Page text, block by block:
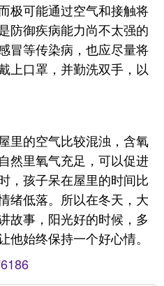
极可能通过空气和接触将
防御疾病能力尚不太强的
冒等传染病，也应尽量将
上口罩，并勤洗双手，以
里的空气比较混浊，含氧
然里氧气充足，可以促进
，孩子呆在屋里的时间比
绪低落。所以在冬天，大
故事，阳光好的时候，多
始终保持一个好心情。